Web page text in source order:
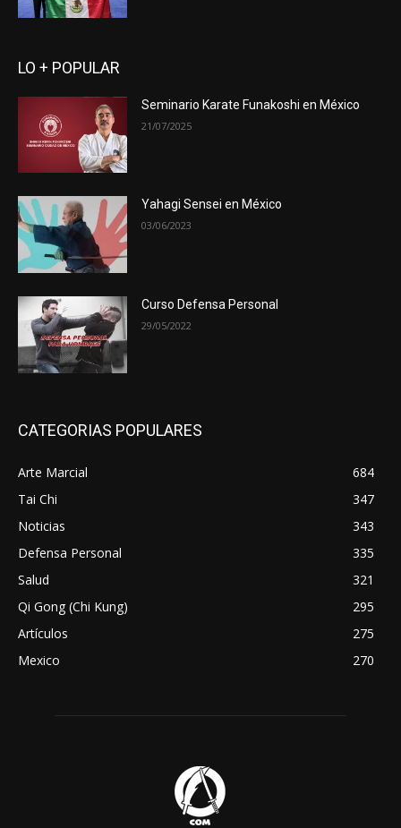
LO + POPULAR
Seminario Karate Funakoshi en México
21/07/2025
Yahagi Sensei en México
03/06/2023
Curso Defensa Personal
29/05/2022
CATEGORIAS POPULARES
Arte Marcial
684
Tai Chi
347
Noticias
343
Defensa Personal
335
Salud
321
Qi Gong (Chi Kung)
295
Artículos
275
Mexico
270